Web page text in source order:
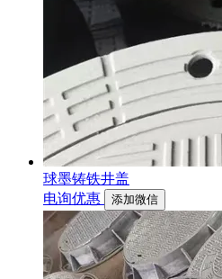
球墨铸铁井盖
电询优惠
添加微信